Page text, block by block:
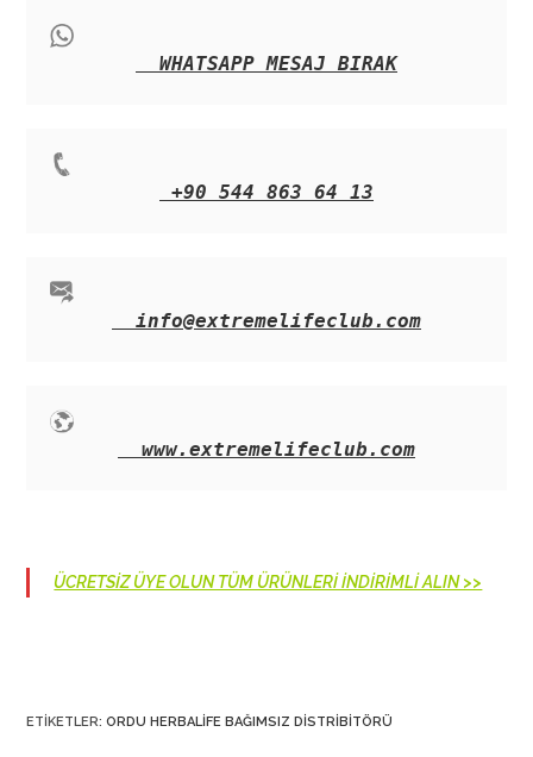
WHATSAPP MESAJ BIRAK
+90 544 863 64 13
info@extremelifeclub.com
www.extremelifeclub.com
ÜCRETSİZ ÜYE OLUN TÜM ÜRÜNLERİ İNDİRİMLİ ALIN >>
ETIKETLER:ORDU HERBALIFE BAĞIMSIZ DISTRIBITÖRÜ